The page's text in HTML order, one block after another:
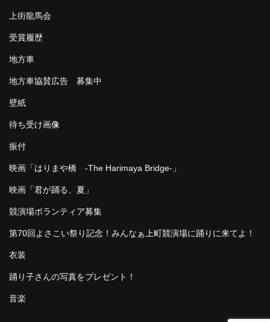
上街龍馬会
受賞履歴
地方車
地方車協賛広告 募集中
壁紙
待ち受け画像
振付
映画「はりまや橋 -The Harimaya Bridge-」
映画「君が踊る、夏」
競演場ボランティア募集
第70回よさこい祭り記念！みんなぁ上町競演場に踊りに来てよ！
衣装
踊り子さんの写真をプレゼント！
音楽